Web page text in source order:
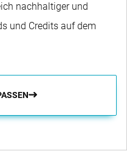
nachhaltiger und
und Credits auf dem